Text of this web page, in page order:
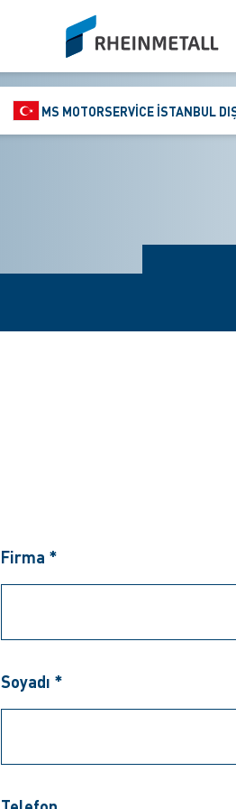
siteLogo
MS MOTORSERVICE İSTANBUL
Firma *
Soyadı *